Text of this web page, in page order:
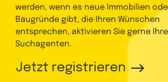
werden, wenn es neue Immobilien
Baugründe gibt, die Ihren Wünschen
entsprechen, aktivieren Sie gerne
Suchagenten.
Jetzt registrieren